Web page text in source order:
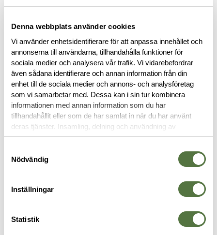
Denna webbplats använder cookies
Vi använder enhetsidentifierare för att anpassa innehållet och
annonserna till användarna, tillhandahålla funktioner för
sociala medier och analysera vår trafik. Vi vidarebefordrar
även sådana identifierare och annan information från din
enhet till de sociala medier och annons- och analysföretag
som vi samarbetar med. Dessa kan i sin tur kombinera
informationen med annan information som du har
tillhandahållit eller som de har samlat in när du har använt
deras tjänster. Insamling, delning och användning av
personuppgifter kan användas för personalisering av
Nödvändig
Inställningar
Statistik
BESKRIVNING
SPECIFIKATIONER
RECENSIONER
OM VARUMÄRKET
RYGGSÄCKAR